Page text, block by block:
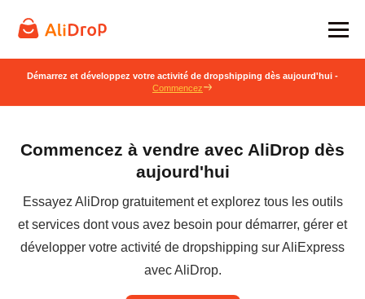
Démarrez et développez votre activité de dropshipping dès aujourd'hui -
Commencez
Commencez à vendre avec AliDrop dès
aujourd'hui
Essayez AliDrop gratuitement et explorez tous les outils
et services dont vous avez besoin pour démarrer, gérer et
développer votre activité de dropshipping sur AliExpress
avec AliDrop.